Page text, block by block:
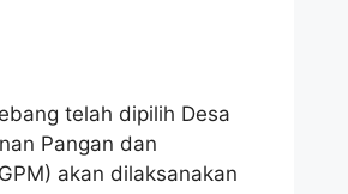
telah dipilih Desa
Pangan dan
akan dilaksanakan